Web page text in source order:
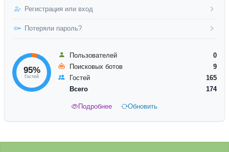
Регистрация или вход
Потеряли пароль?
95%
Гостей
Пользователей
0
Поисковых ботов
9
Гостей
165
Всего
174
Подробнее Обновить